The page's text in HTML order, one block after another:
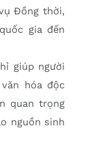
Đồng thời,
gia đến
giúp người
hóa độc
quan trọng
nguồn sinh